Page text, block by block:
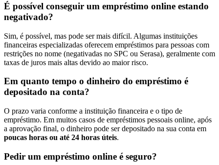
É possível conseguir um empréstimo online estando
negativado?
Sim, é possível, mas pode ser mais difícil. Algumas instituições
financeiras especializadas oferecem empréstimos para pessoas com
restrições no nome (negativadas no SPC ou Serasa), geralmente com
taxas de juros mais altas devido ao maior risco.
Em quanto tempo o dinheiro do empréstimo é
depositado na conta?
O prazo varia conforme a instituição financeira e o tipo de
empréstimo. Em muitos casos de empréstimos pessoais online, após
a aprovação final, o dinheiro pode ser depositado na sua conta em
poucas horas ou até 24 horas úteis.
Pedir um empréstimo online é seguro?